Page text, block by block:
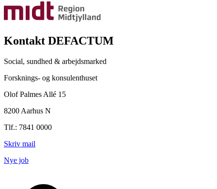
Kontakt DEFACTUM
Social, sundhed & arbejdsmarked
Forsknings- og konsulenthuset
Olof Palmes Allé 15
8200 Aarhus N
Tlf.: 7841 0000
Skriv mail
Nye job